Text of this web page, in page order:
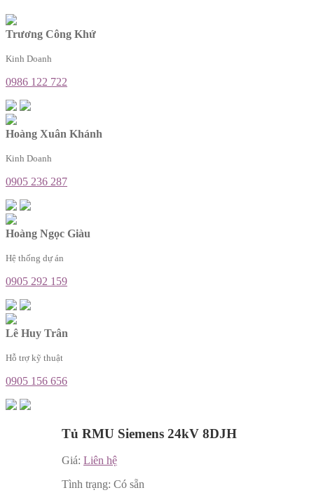
Trương Công Khứ
Kinh Doanh
0986 122 722
Hoàng Xuân Khánh
Kinh Doanh
0905 236 287
Hoàng Ngọc Giàu
Hệ thống dự án
0905 292 159
Lê Huy Trân
Hỗ trợ kỹ thuật
0905 156 656
Tủ RMU Siemens 24kV 8DJH
Giá: Liên hệ
Tình trạng: Có sẵn